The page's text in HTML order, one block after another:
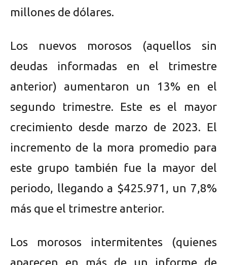
millones de dólares.
Los nuevos morosos (aquellos sin
deudas informadas en el trimestre
anterior) aumentaron un 13% en el
segundo trimestre. Este es el mayor
crecimiento desde marzo de 2023. El
incremento de la mora promedio para
este grupo también fue la mayor del
periodo, llegando a $425.971, un 7,8%
más que el trimestre anterior.
Los morosos intermitentes (quienes
aparecen en más de un informe de